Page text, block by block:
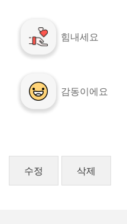
힘내세요
감동이에요
수정 삭제